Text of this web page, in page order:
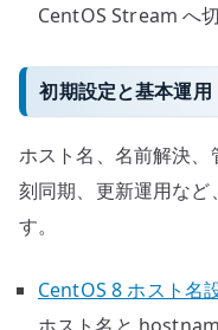
CentOS Stream へ
初期設定と基本運用
ホスト名、名前解決
刻同期、更新運用な
す。
CentOS 8 ホスト名
ホスト名と